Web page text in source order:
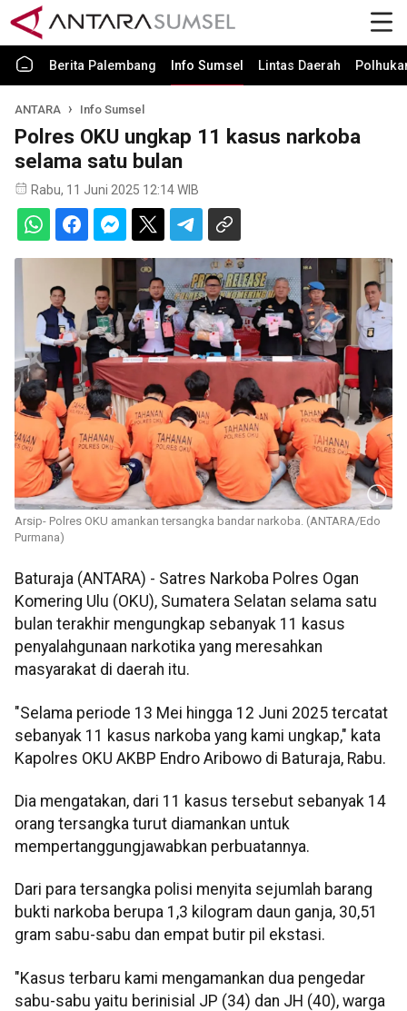
Berita Palembang Info Sumsel Lintas Daerah
ANTARA Info Sumsel
Polres OKU ungkap 11 kasus narkoba
selama satu bulan
Rabu, 11 Juni 2025 12:14 WIB
Arsip- Polres OKU amankan tersangka bandar narkoba. (ANTARA/Edo
Purmana)
Baturaja (ANTARA) - Satres Narkoba Polres Ogan
Komering Ulu (OKU), Sumatera Selatan selama satu
bulan terakhir mengungkap sebanyak 11 kasus
penyalahgunaan narkotika yang meresahkan
masyarakat di daerah itu.
"Selama periode 13 Mei hingga 12 Juni 2025 tercatat
sebanyak 11 kasus narkoba yang kami ungkap," kata
Kapolres OKU AKBP Endro Aribowo di Baturaja, Rabu.
Dia mengatakan, dari 11 kasus tersebut sebanyak 14
orang tersangka turut diamankan untuk
mempertanggungjawabkan perbuatannya.
Dari para tersangka polisi menyita sejumlah barang
bukti narkoba berupa 1,3 kilogram daun ganja, 30,51
gram sabu-sabu dan empat butir pil ekstasi.
"Kasus terbaru kami mengamankan dua pengedar
sabu-sabu yaitu berinisial JP (34) dan JH (40), warga